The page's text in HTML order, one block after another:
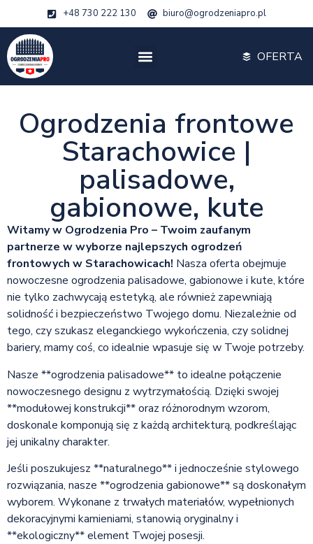
+48 730 222 130 biuro@ogrodzeniapro.pl
OFERTA
Ogrodzenia frontowe
Starachowice |
palisadowe,
gabionowe, kute
Witamy w Ogrodzenia Pro – Twoim zaufanym
partnerze w wyborze najlepszych ogrodzeń
frontowych w Starachowicach! Nasza oferta obejmuje
nowoczesne ogrodzenia palisadowe, gabionowe i kute, które
nie tylko zachwycają estetyką, ale również zapewniają
solidność i bezpieczeństwo Twojego domu. Niezależnie od
tego, czy szukasz eleganckiego wykończenia, czy solidnej
bariery, mamy coś, co idealnie wpasuje się w Twoje potrzeby.
Nasze **ogrodzenia palisadowe** to idealne połączenie
nowoczesnego designu z wytrzymałością. Dzięki swojej
**modułowej konstrukcji** oraz różnorodnym wzorom,
doskonale komponują się z każdą architekturą, podkreślając
jej unikalny charakter.
Jeśli poszukujesz **naturalnego** i jednocześnie stylowego
rozwiązania, nasze **ogrodzenia gabionowe** są doskonałym
wyborem. Wykonane z trwałych materiałów, wypełnionych
dekoracyjnymi kamieniami, stanowią oryginalny i
**ekologiczny** element Twojej posesji.